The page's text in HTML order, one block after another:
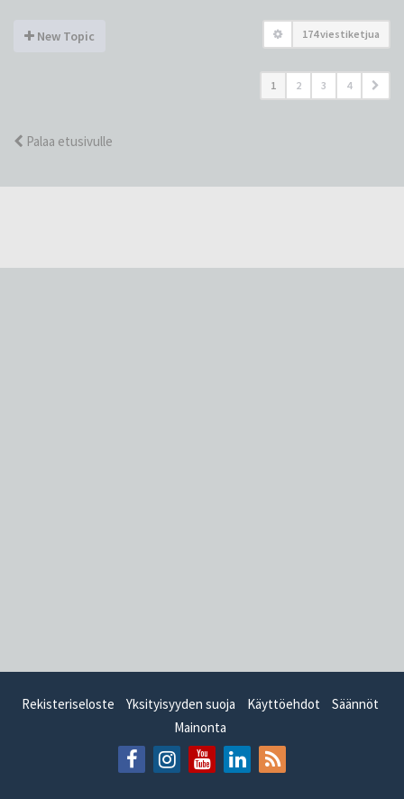
New Topic 174 viestiketjua
1 2 3 4
Palaa etusivulle
Rekisteriseloste Yksityisyyden suoja Käyttöehdot
Säännöt
Mainonta